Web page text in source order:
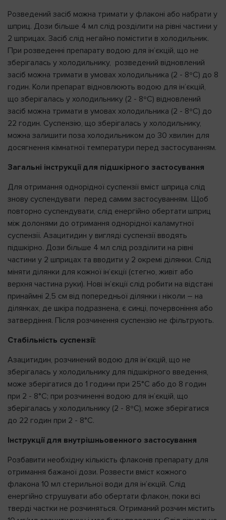
Розведений засіб можна тримати у флаконі або набрати у
шприц. Дози більше 4 мл слід розділити на рівні частини у
2 шприцах. Засіб слід негайно помістити в холодильник.
При розведенні препарату водою для ін’єкцій, що не
зберігалась у холодильнику, розведений відновлений
засіб можна тримати в умовах холодильника (2 - 8ºC) до 8
годин. Коли препарат відновлюють водою для ін’єкцій,
що зберігалась у холодильнику (2 - 8ºC) відновлений
засіб можна тримати в умовах холодильника (2 - 8ºC) до
22 годин. Суспензію, що зберігалась у холодильнику,
можна залишити поза холодильником до 30 хвилин для
досягнення кімнатної температури перед застосуванням.
Загальні інструкції для підшкірного застосування
Для отримання однорідної суспензії вміст шприца слід
знову суспендувати перед самим застосуванням. Щоб
повторно суспендувати, слід енергійно обертати шприц
між долонями до отримання однорідної каламутної
суспензії. Азацитидин у вигляді суспензії вводять
підшкірно. Дози більше 4 мл слід розділити на рівні
частини у 2 шприцах та вводити у 2 окремі ділянки. Слід
міняти ділянки для кожної ін’єкції (стегно, живіт або
верхня частина руки). Нові ін’єкції слід робити на відстані
принаймні 2,5 см від попередньої ділянки і ніколи – на
ділянках, де шкіра подразнена, є синці, почервоніння або
затвердіння. Після розчинення суспензію не фільтрують.
Стабільність суспензії:
Азацитидин, розчинений водою для ін’єкцій, що не
зберігалась у холодильнику для підшкірного введення,
може зберігатися до 1 години при 25°C або до 8 годин
при 2 - 8°C; при розчиненні водою для ін’єкцій, що
зберігалась у холодильнику (2 - 8ºC), може зберігатися
до 22 годин при 2 - 8°C.
Інструкції для внутрішньовенного застосування
Розбавити необхідну кількість флаконів препарату для
отримання бажаної дози. Розвести вміст кожного
флакона 10 мл стерильної води для ін’єкцій. Слід
енергійно струшувати або обертати флакон, поки всі
тверді частки не розчиняться. Отриманий розчин містить